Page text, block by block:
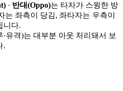
· 반대(Oppo)는 타자가 스윙한 방
는 좌측이 당김, 좌타자는 우측이
니다.
·유격)는 대부분 아웃 처리돼서 보
.